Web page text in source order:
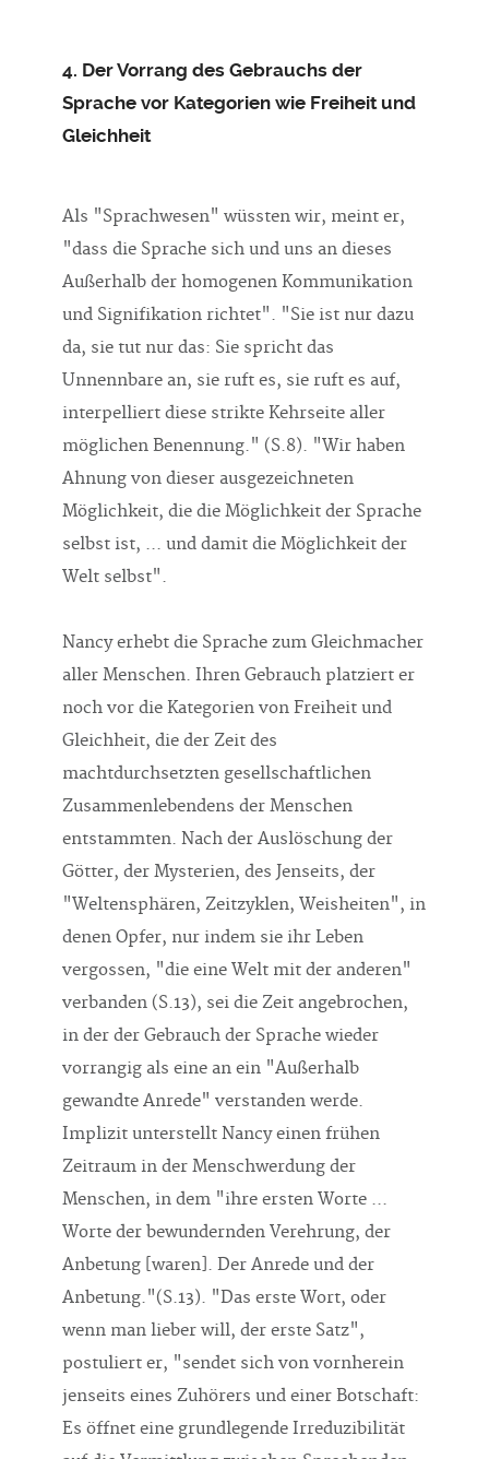
Sprache vor Kategorien wie Freiheit und
Gleichheit
"dass die Sprache sich und uns an dieses
Außerhalb der homogenen Kommunikation
und Signifikation richtet". "Sie ist nur dazu
da, sie tut nur das: Sie spricht das
Unnennbare an, sie ruft es, sie ruft es auf,
interpelliert diese strikte Kehrseite aller
möglichen Benennung." (S.8). "Wir haben
Ahnung von dieser ausgezeichneten
Möglichkeit, die die Möglichkeit der Sprache
selbst ist, ... und damit die Möglichkeit der
Welt selbst".
aller Menschen. Ihren Gebrauch platziert er
noch vor die Kategorien von Freiheit und
Gleichheit, die der Zeit des
machtdurchsetzten gesellschaftlichen
Zusammenlebendens der Menschen
entstammten. Nach der Auslöschung der
Götter, der Mysterien, des Jenseits, der
"Weltensphären, Zeitzyklen, Weisheiten", in
denen Opfer, nur indem sie ihr Leben
vergossen, "die eine Welt mit der anderen"
verbanden (S.13), sei die Zeit angebrochen,
in der der Gebrauch der Sprache wieder
vorrangig als eine an ein "Außerhalb
gewandte Anrede" verstanden werde.
Implizit unterstellt Nancy einen frühen
Zeitraum in der Menschwerdung der
Menschen, in dem "ihre ersten Worte ...
Worte der bewundernden Verehrung, der
Anbetung [waren]. Der Anrede und der
Anbetung."(S.13). "Das erste Wort, oder
wenn man lieber will, der erste Satz",
postuliert er, "sendet sich von vornherein
jenseits eines Zuhörers und einer Botschaft:
Es öffnet eine grundlegende Irreduzibilität
auf die Vermittlung zwischen Sprechenden